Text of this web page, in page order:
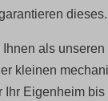
dieses.
als unseren
kleinen
Ihr Eigenheim bis